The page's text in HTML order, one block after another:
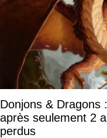
Donjons & Dragons
après seulement 2
perdus